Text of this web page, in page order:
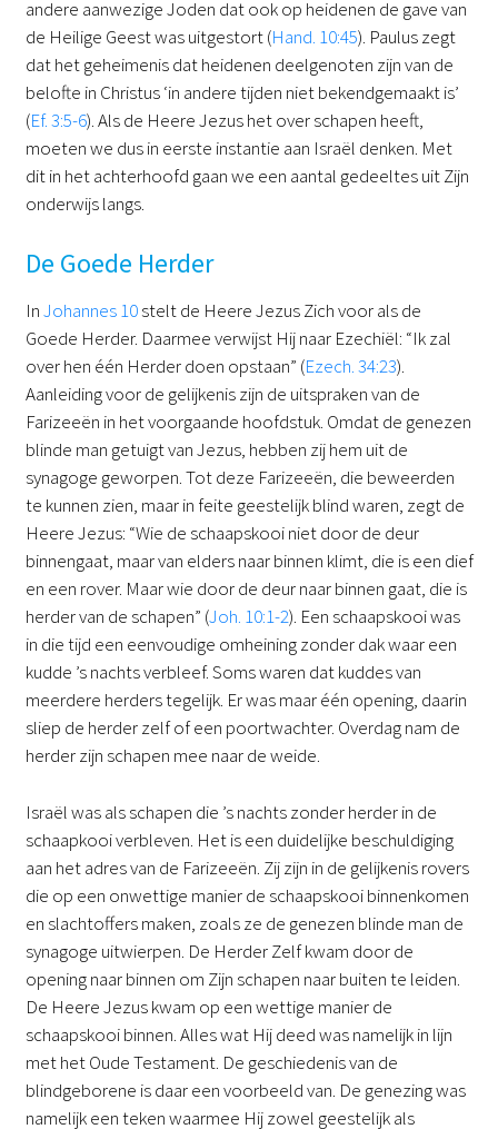
andere aanwezige Joden dat ook op heidenen de gave van
de Heilige Geest was uitgestort (Hand. 10:45). Paulus zegt
dat het geheimenis dat heidenen deelgenoten zijn van de
belofte in Christus ‘in andere tijden niet bekendgemaakt is’
(Ef. 3:5-6). Als de Heere Jezus het over schapen heeft,
moeten we dus in eerste instantie aan Israël denken. Met
dit in het achterhoofd gaan we een aantal gedeeltes uit Zijn
onderwijs langs.
De Goede Herder
InJohannes 10stelt de Heere Jezus Zich voor als de
Goede Herder. Daarmee verwijst Hij naar Ezechiël: “Ik zal
over hen één Herder doen opstaan” (Ezech. 34:23).
Aanleiding voor de gelijkenis zijn de uitspraken van de
Farizeeën in het voorgaande hoofdstuk. Omdat de genezen
blinde man getuigt van Jezus, hebben zij hem uit de
synagoge geworpen. Tot deze Farizeeën, die beweerden
te kunnen zien, maar in feite geestelijk blind waren, zegt de
Heere Jezus: “Wie de schaapskooi niet door de deur
binnengaat, maar van elders naar binnen klimt, die is een dief
en een rover. Maar wie door de deur naar binnen gaat, die is
herder van de schapen” (Joh. 10:1-2). Een schaapskooi was
in die tijd een eenvoudige omheining zonder dak waar een
kudde ’s nachts verbleef. Soms waren dat kuddes van
meerdere herders tegelijk. Er was maar één opening, daarin
sliep de herder zelf of een poortwachter. Overdag nam de
herder zijn schapen mee naar de weide.
Israël was als schapen die ’s nachts zonder herder in de
schaapkooi verbleven. Het is een duidelijke beschuldiging
aan het adres van de Farizeeën. Zij zijn in de gelijkenis rovers
die op een onwettige manier de schaapskooi binnenkomen
en slachtoffers maken, zoals ze de genezen blinde man de
synagoge uitwierpen. De Herder Zelf kwam door de
opening naar binnen om Zijn schapen naar buiten te leiden.
De Heere Jezus kwam op een wettige manier de
schaapskooi binnen. Alles wat Hij deed was namelijk in lijn
met het Oude Testament. De geschiedenis van de
blindgeborene is daar een voorbeeld van. De genezing was
namelijk een teken waarmee Hij zowel geestelijk als